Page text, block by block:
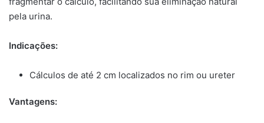
pela urina.
Indicações:
Cálculos de até 2 cm localizados no rim ou ureter
Vantagens: